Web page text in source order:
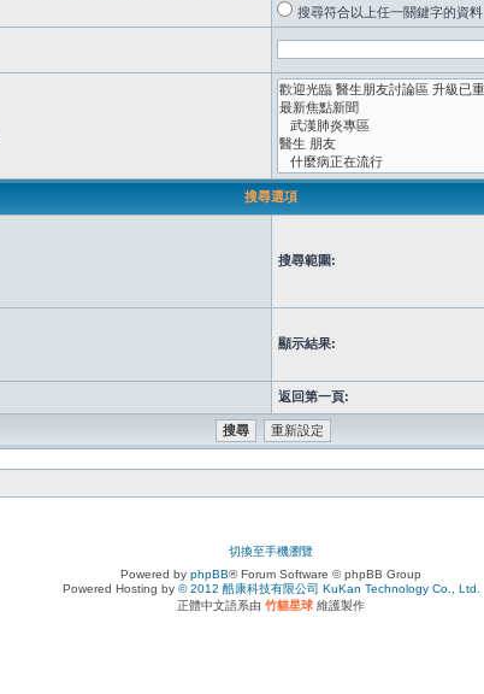
搜尋符合以上任一關鍵字的資料
搜尋選項
搜尋範圍:
顯示結果:
返回第一頁:
切換至手機瀏覽
Powered by phpBB® Forum Software © phpBB Group
Powered Hosting by © 2012 酷康科技有限公司 KuKan Technology Co., Ltd.
正體中文語系由 竹貓星球 維護製作